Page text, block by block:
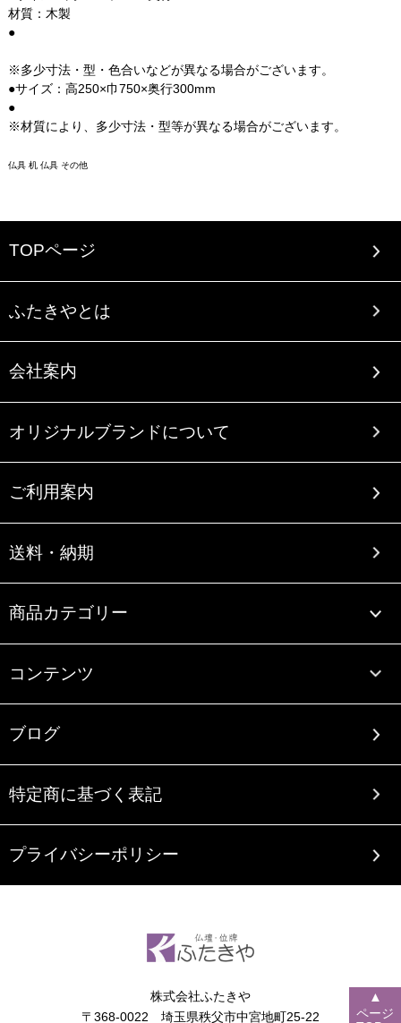
材質：木製
●
※多少寸法・型・色合いなどが異なる場合がございます。
●サイズ：高250×巾750×奥行300mm
●
※材質により、多少寸法・型等が異なる場合がございます。
仏具 机 仏具 その他
TOPページ
ふたきやとは
会社案内
オリジナルブランドについて
ご利用案内
送料・納期
商品カテゴリー
コンテンツ
ブログ
特定商に基づく表記
プライバシーポリシー
株式会社ふたきや
〒368-0022 埼玉県秩父市中宮地町25-22
▲
ページ